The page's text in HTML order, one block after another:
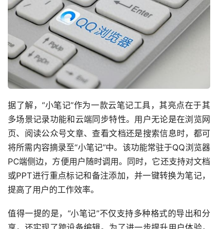
据了解，“小笔记”作为一款云笔记工具，其亮点在于其
多场景记录功能和云端同步特性。用户无论是在浏览网
页、阅读公众号文章、查看文档还是搜索信息时，都可
将所需内容摘录至“小笔记”中。该功能常驻于QQ浏览器
PC端侧边，方便用户随时调用。同时，它还支持对文档
或PPT进行重点标记和备注添加，并一键转换为笔记，
提高了用户的工作效率。
值得一提的是，“小笔记”不仅支持多种格式的导出和分